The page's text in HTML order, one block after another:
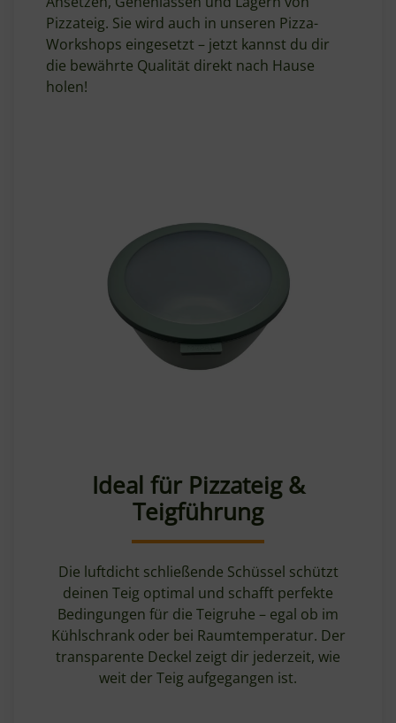
Pizzateig. Sie wird auch in unseren Pizza-
Workshops eingesetzt – jetzt kannst du dir
die bewährte Qualität direkt nach Hause
holen!
Ideal für Pizzateig &
Teigführung
Die luftdicht schließende Schüssel schützt
deinen Teig optimal und schafft perfekte
Bedingungen für die Teigruhe – egal ob im
Kühlschrank oder bei Raumtemperatur. Der
transparente Deckel zeigt dir jederzeit, wie
weit der Teig aufgegangen ist.